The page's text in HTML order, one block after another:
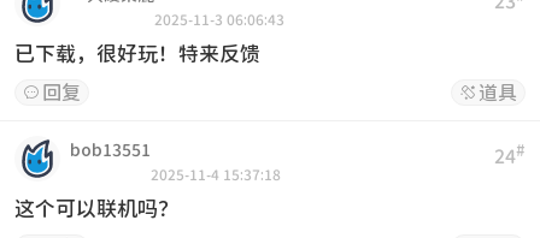
2025-11-3 06:06:43
已下载，很好玩！特来反馈
 回复  道具
24#
bob13551
2025-11-4 15:37:18
这个可以联机吗？